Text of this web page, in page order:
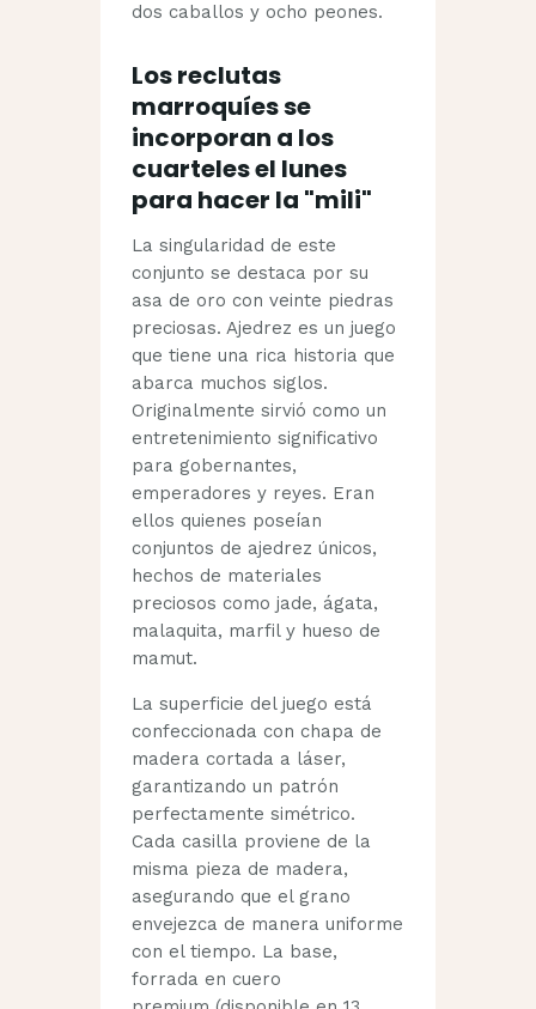
dos caballos y ocho peones.
Los reclutas
marroquíes se
incorporan a los
cuarteles el lunes
para hacer la "mili"
La singularidad de este
conjunto se destaca por su
asa de oro con veinte piedras
preciosas. Ajedrez es un juego
que tiene una rica historia que
abarca muchos siglos.
Originalmente sirvió como un
entretenimiento significativo
para gobernantes,
emperadores y reyes. Eran
ellos quienes poseían
conjuntos de ajedrez únicos,
hechos de materiales
preciosos como jade, ágata,
malaquita, marfil y hueso de
mamut.
La superficie del juego está
confeccionada con chapa de
madera cortada a láser,
garantizando un patrón
perfectamente simétrico.
Cada casilla proviene de la
misma pieza de madera,
asegurando que el grano
envejezca de manera uniforme
con el tiempo. La base,
forrada en cuero